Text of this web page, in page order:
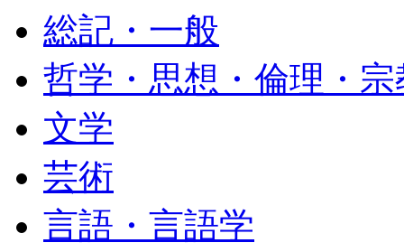
総記・一般
哲学・思想・倫理・宗
文学
芸術
言語・言語学